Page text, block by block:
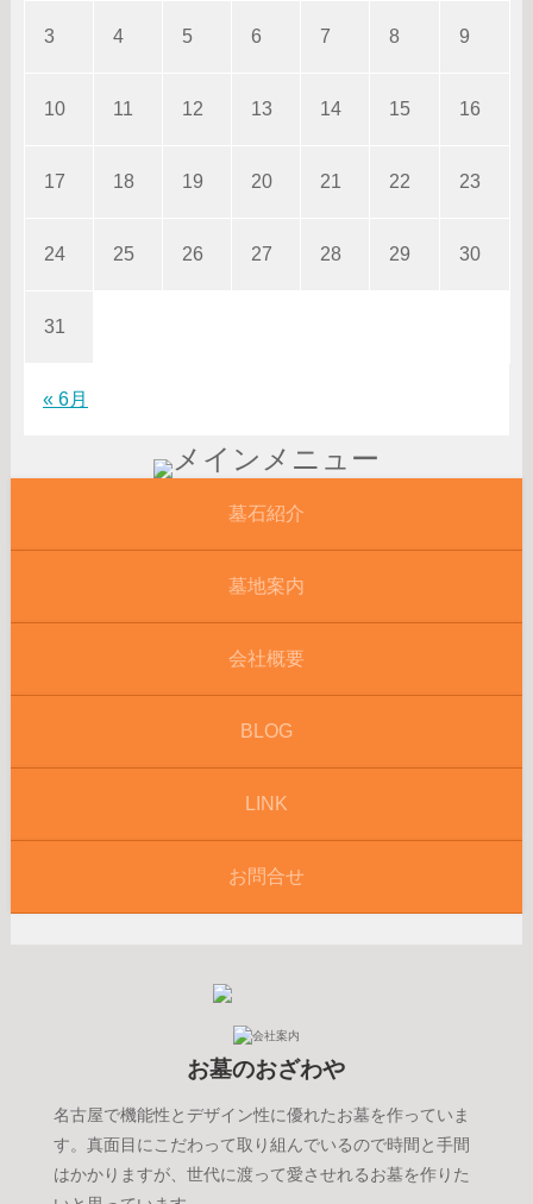
« 6月
3 4 5 6 7 8 9
10 11 12 13 14 15 16
17 18 19 20 21 22 23
24 25 26 27 28 29 30
31
墓石紹介
墓地案内
会社概要
BLOG
LINK
お問合せ
お墓のおざわや
名古屋で機能性とデザイン性に優れたお墓を作っていま
す。真面目にこだわって取り組んでいるので時間と手間
はかかりますが、世代に渡って愛させれるお墓を作りた